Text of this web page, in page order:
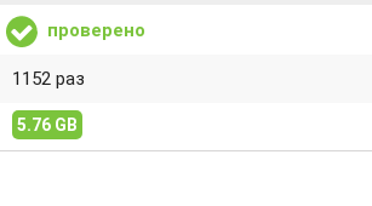
проверено
1152 раз
5.76 GB